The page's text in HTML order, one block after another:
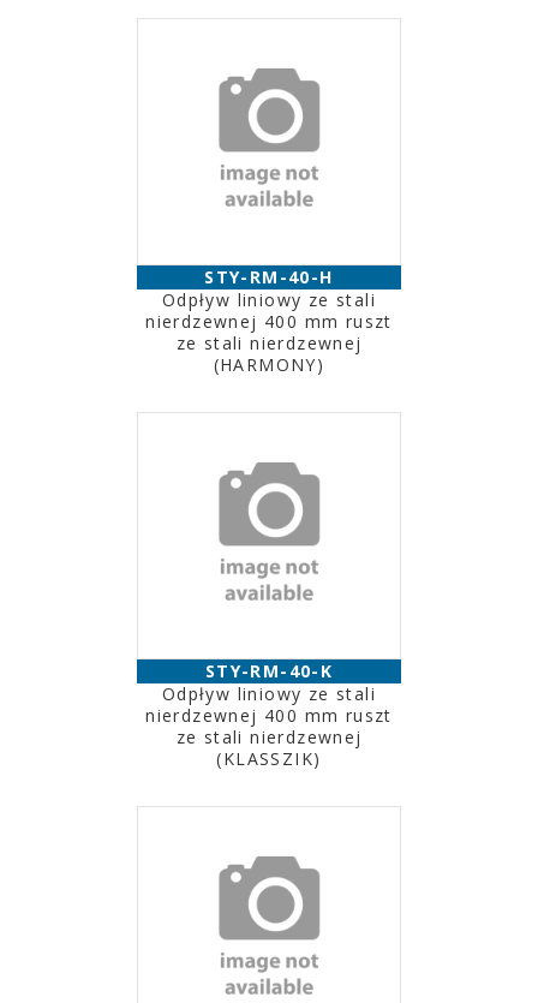
STY-RM-40-H
Odpływ liniowy ze stali
nierdzewnej 400 mm ruszt
ze stali nierdzewnej
(HARMONY)
STY-RM-40-K
Odpływ liniowy ze stali
nierdzewnej 400 mm ruszt
ze stali nierdzewnej
(KLASSZIK)